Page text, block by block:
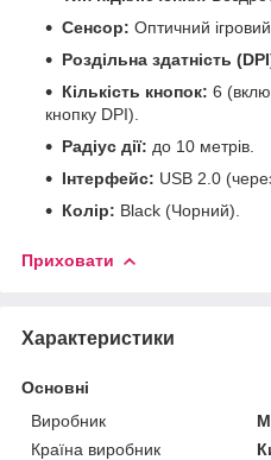
Сенсор: Оптичний ігровий.
Роздільна здатність
Кількість кнопок: 6
кнопку DPI).
Радіус дії: до 10 метрів.
Інтерфейс: USB 2.0
Колір: Black (Чорний).
Приховати
Характеристики
Основні
Виробник
Країна виробник